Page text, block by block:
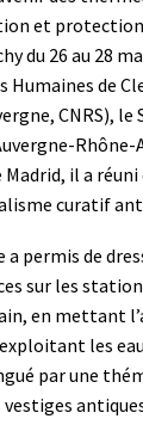
et
du 26 au 28
Humaines de
CNRS), le
il a
curatif
a permis de
sur les
en mettant
les
par une
vestiges